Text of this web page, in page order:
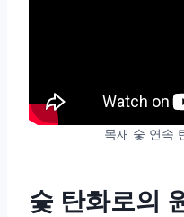
목재 숯 연속
숯 탄화로의